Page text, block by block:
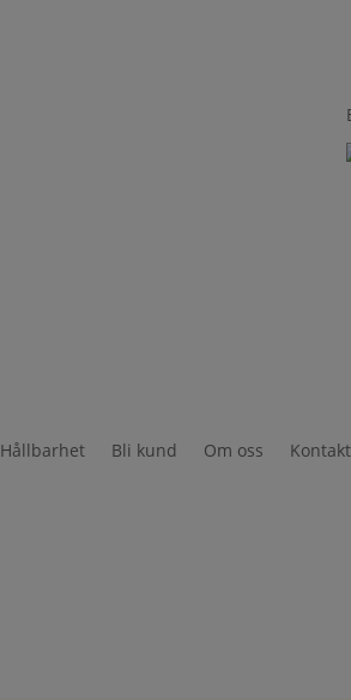
Hållbarhet Bli kund Om oss Kontakt